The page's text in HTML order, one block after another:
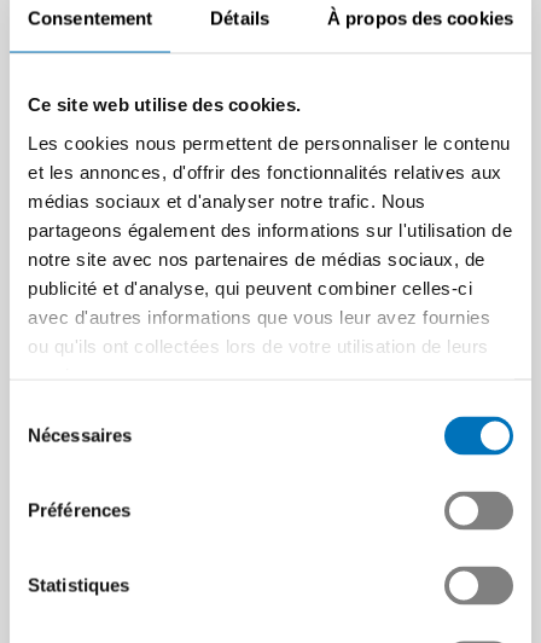
Consentement Détails À propos des cookies
Ce site web utilise des cookies.
Les cookies nous permettent de personnaliser le contenu
et les annonces, d'offrir des fonctionnalités relatives aux
médias sociaux et d'analyser notre trafic. Nous
partageons également des informations sur l'utilisation de
notre site avec nos partenaires de médias sociaux, de
publicité et d'analyse, qui peuvent combiner celles-ci
avec d'autres informations que vous leur avez fournies
ou qu'ils ont collectées lors de votre utilisation de leurs
Nécessaires
Préférences
Statistiques
COURS
Teamleiter/in Produktion
Mit dem dritten Modul des Lehrganges sind Sie
Détails Teamleiter/in Produktion